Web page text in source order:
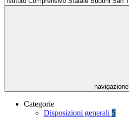
navigazione
Categorie
Disposizioni generali 5